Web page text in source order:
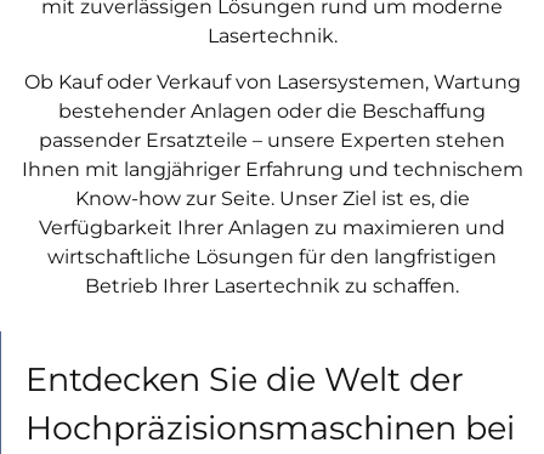
mit zuverlässigen Lösungen rund um moderne
Lasertechnik.
Ob Kauf oder Verkauf von Lasersystemen, Wartung
bestehender Anlagen oder die Beschaffung
passender Ersatzteile – unsere Experten stehen
Ihnen mit langjähriger Erfahrung und technischem
Know-how zur Seite. Unser Ziel ist es, die
Verfügbarkeit Ihrer Anlagen zu maximieren und
wirtschaftliche Lösungen für den langfristigen
Betrieb Ihrer Lasertechnik zu schaffen.
Entdecken Sie die Welt der
Hochpräzisionsmaschinen bei